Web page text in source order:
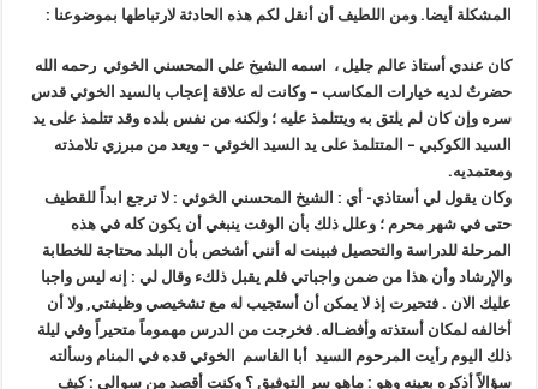
المشكلة أيضا. ومن اللطيف أن أنقل لكم هذه الحادثة لارتباطها بموضوعنا :
كان عندي أستاذ عالم جليل ، اسمه الشيخ علي المحسني الخوئي رحمه الله
حضرتٌ لديه خيارات المكاسب – وكانت له علاقة إعجاب بالسيد الخوئي قدس
سره وإن كان لم يلتق به ويتتلمذ عليه ؛ ولكنه من نفس بلده وقد تتلمذ على يد
السيد الكوكبي – المتتلمذ على يد السيد الخوئي – ويعد من مبرزي تلامذته
ومعتمديه.
وكان يقول لي أستاذي- أي : الشيخ المحسني الخوئي : لا ترجع ابداً للقطيف
حتى في شهر محرم ؛ وعلل ذلك بأن الوقت ينبغي أن يكون كله في هذه
المرحلة للدراسة والتحصيل فبينت له أنني أشخص بأن البلد محتاجة للخطابة
والإرشاد وأن هذا من ضمن واجباتي فلم يقبل ذلكء وقال لي : إنه ليس واجبا
عليك الان . فتحيرت إذ لا يمكن أن أستجيب له مع تشخيصي وظيفتي, ولا أن
أخالفه لمكان أستذته وأفضـاله. فخرجت من الدرس مهموماً متحيراً وفي ليلة
ذلك اليوم رأيت المرحوم السيد ‏ أبا القاسم الخوئي قده في المنام وسألته
سؤالاً أذكره بعينه وهو : ماهو سر التوفيق ؟ وكنت أقصد من سوالي : كيف